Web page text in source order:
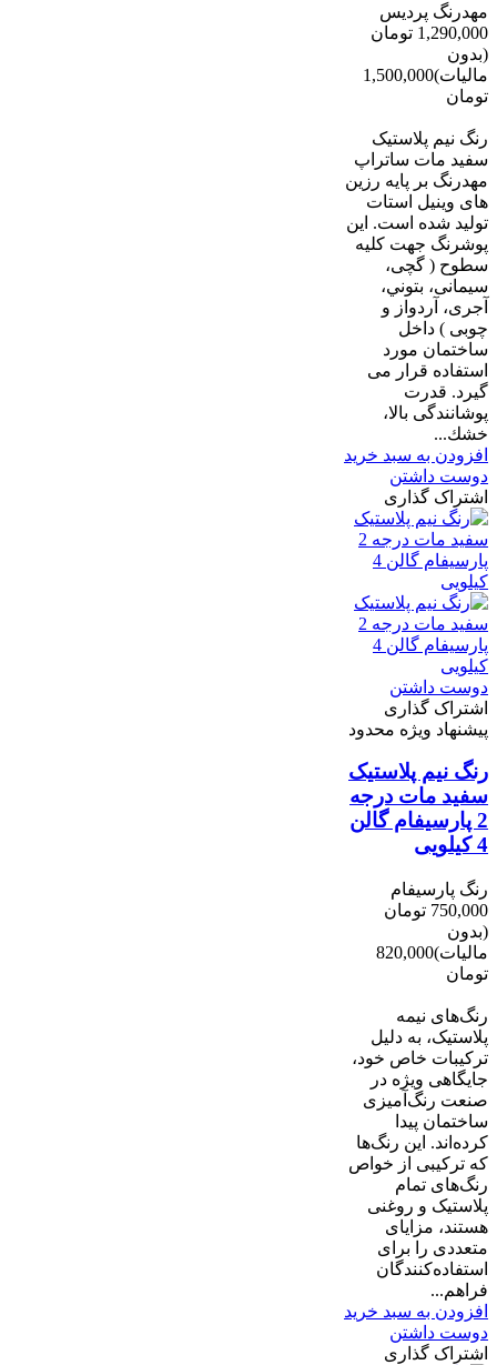
مهدرنگ پردیس
1,290,000 تومان
(بدون
مالیات)1,500,000
تومان
رنگ نیم پلاستیک
سفید مات ساتراپ
مهدرنگ بر پایه رزین
های وینیل استات
تولید شده است. این
پوشرنگ جهت کلیه
سطوح ( گچی،
سیمانی، بتوني،
آجری، آردواز و
چوبی ) داخل
ساختمان مورد
استفاده قرار می
گیرد. قدرت
پوشانندگی بالا،
خشك...
افزودن به سبد خرید
دوست داشتن
اشتراک گذاری
دوست داشتن
اشتراک گذاری
پیشنهاد ویژه محدود
رنگ نیم پلاستیک
سفید مات درجه
2 پارسیفام گالن
4 کیلویی
رنگ پارسیفام
750,000 تومان
(بدون
مالیات)820,000
تومان
رنگ‌های نیمه
پلاستیک، به دلیل
ترکیبات خاص خود،
جایگاهی ویژه در
صنعت رنگ‌آمیزی
ساختمان پیدا
کرده‌اند. این رنگ‌ها
که ترکیبی از خواص
رنگ‌های تمام
پلاستیک و روغنی
هستند، مزایای
متعددی را برای
استفاده‌کنندگان
فراهم...
افزودن به سبد خرید
دوست داشتن
اشتراک گذاری